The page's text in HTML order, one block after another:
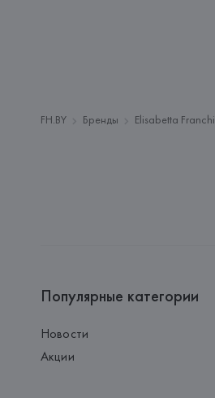
FH.BY Бренды Elisabetta Franchi
Популярные категории
Новости
Акции